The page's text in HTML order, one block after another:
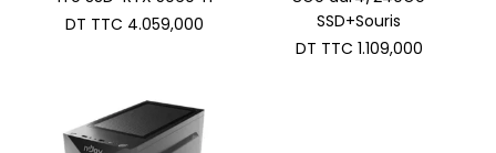
DT TTC 4.059,000
SSD+Souris
DT TTC 1.109,000